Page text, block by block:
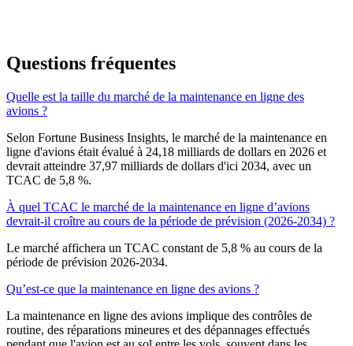
Questions fréquentes
Quelle est la taille du marché de la maintenance en ligne des
avions ?
Selon Fortune Business Insights, le marché de la maintenance en
ligne d'avions était évalué à 24,18 milliards de dollars en 2026 et
devrait atteindre 37,97 milliards de dollars d'ici 2034, avec un
TCAC de 5,8 %.
À quel TCAC le marché de la maintenance en ligne d’avions
devrait-il croître au cours de la période de prévision (2026-2034) ?
Le marché affichera un TCAC constant de 5,8 % au cours de la
période de prévision 2026-2034.
Qu’est-ce que la maintenance en ligne des avions ?
La maintenance en ligne des avions implique des contrôles de
routine, des réparations mineures et des dépannages effectués